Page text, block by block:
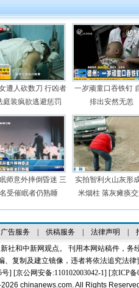
遭人砍数刀 行凶者
庭装疯欲逃避惩罚
一岁顽童口吞铁钉
排出安然无恙
师意外摔倒昏迷 三
名受催眠者仍熟睡
实拍智利火山灰形
米烟柱 落灰瘫痪
广告服务| 供稿服务| 法律声明
社和中新网观点。 刊用本网站稿件，务
、复制及建立镜像，违者将依法追究法律
号] [京公网安备:110102003042-1] [京ICP备
chinanews.com. All Rights Reserved